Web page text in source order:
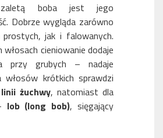
zaletą boba jest jego
Dobrze wygląda zarówno
prostych, jak i falowanych.
włosach cieniowanie dodaje
przy grubych – nadaje
włosów krótkich sprawdzi
żuchwy, natomiast dla
lob (long bob), sięgający